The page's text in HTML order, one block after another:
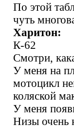
По этой
чуть
Харитон:
К-62
Смотри,
У меня на
мотоцикл
коляской
У меня
Низы очень